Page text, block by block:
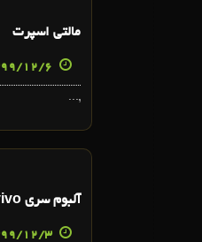
مالتي اسپرت
,...
آلبوم سري vivo